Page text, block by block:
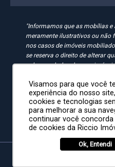
"Informamos que as mobílias
meramente ilustrativos ou não
nos casos de imóveis
se reserva o direito de alterar
valores e dados de seus
anunciado do condomínio e
maior, menor ou mesmo
algum imóvel anunciado no
devido à rotatividade. As
implicam em reserva, compra
Riccio Imóveis - Desde 2008 |
Visamos para que você
experiência do nosso
cookies e tecnologias
para melhorar a sua
continuar você
de cookies da Riccio
Ok, Entendi